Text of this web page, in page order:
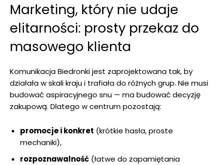
Marketing, który nie udaje
elitarności: prosty przekaz do
masowego klienta
Komunikacja Biedronki jest zaprojektowana tak, by
działała w skali kraju i trafiała do różnych grup. Nie musi
budować aspiracyjnego snu — ma budować decyzję
zakupową. Dlatego w centrum pozostają:
promocje i konkret (krótkie hasła, proste
mechaniki),
rozpoznawalność (łatwe do zapamiętania